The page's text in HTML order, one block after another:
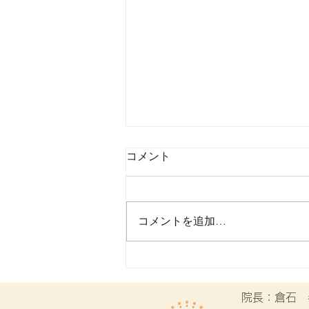
空き状況
コメント
コメントを追加…
院長：倉石